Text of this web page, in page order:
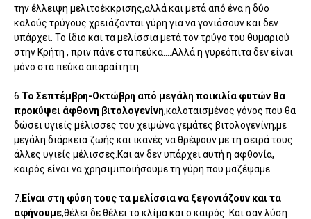
την έλλειψη μελιτοέκκρισης,αλλά και μετά από ένα η δύο
καλούς τρύγους χρειάζονται γύρη για να γονιάσουν και δεν
υπάρχει. Το ίδιο και τα μελίσσια μετά τον τρύγο του θυμαριού
στην Κρήτη , πριν πάνε στα πεύκα….Αλλά η γυρεόπιτα δεν είναι
μόνο στα πεύκα απαραίτητη.
6. Το Σεπτέμβρη-Οκτώβρη από μεγάλη ποικιλία φυτών θα
προκύψει άφθονη βιτολογενίνη,καλοταισμένος γόνος που θα
δώσει υγιείς μέλισσες του χειμώνα γεμάτες βιτολογενίνη,με
μεγάλη διάρκεια ζωής και ικανές να θρέψουν με τη σειρά τους
άλλες υγιείς μέλισσες.Και αν δεν υπάρχει αυτή η αφθονία,
καιρός είναι να χρησιμιποιήσουμε τη γύρη που μαζέψαμε.
7. Είναι στη φύση τους τα μελίσσια να ξεγονιάζουν και τα
αφήνουμε,θέλει δε θέλει το κλίμα και ο καιρός. Και σαν λύση